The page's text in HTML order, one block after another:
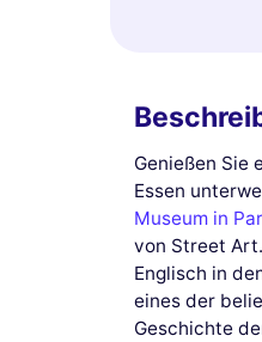
Genießen Sie
Essen
Museum in
von Street
Englisch in
eines der
Geschichte